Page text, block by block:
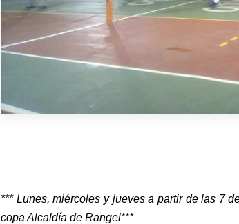
*** Lunes, miércoles y jueves a partir de las 7
copa Alcaldía de Rangel***